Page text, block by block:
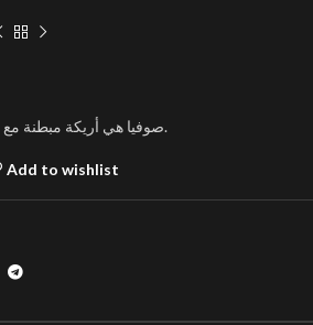
صوفيا هي أريكة مبطنة مع خطوط رصينة وأشكال مكعبة.
Add to wishlist